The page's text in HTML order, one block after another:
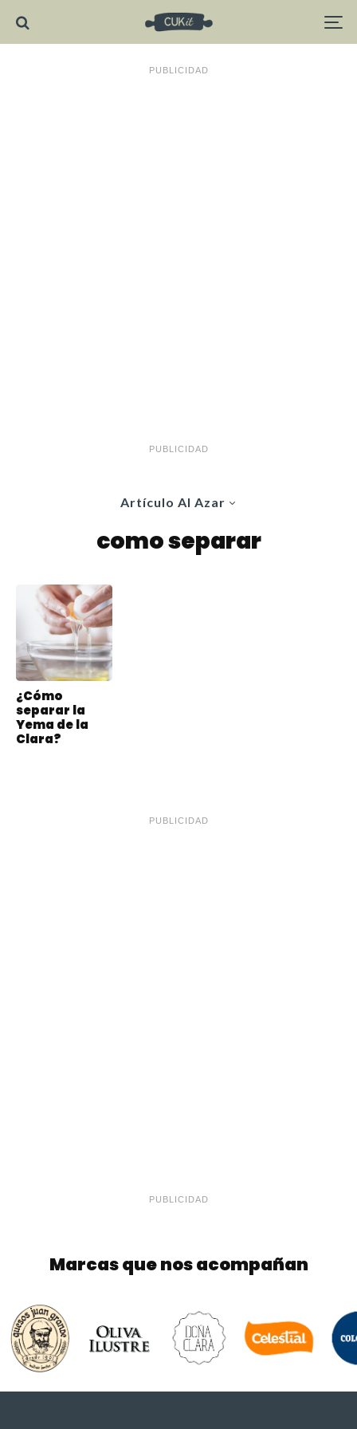
PUBLICIDAD
PUBLICIDAD
Artículo Al Azar
como separar
¿Cómo
separar la
Yema de la
Clara?
PUBLICIDAD
PUBLICIDAD
Marcas que nos acompañan